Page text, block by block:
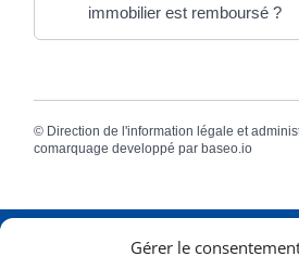
Gérer le
immobilier est remboursé ?
© Direction de l'information légale et
comarquage developpé par baseo.io